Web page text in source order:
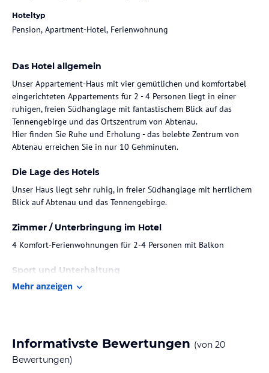
Hoteltyp
Pension, Apartment-Hotel, Ferienwohnung
Das Hotel allgemein
Unser Appartement-Haus mit vier gemütlichen und komfortabel
eingerichteten Appartements für 2 - 4 Personen liegt in einer
ruhigen, freien Südhanglage mit fantastischem Blick auf das
Tennengebirge und das Ortszentrum von Abtenau.
Hier finden Sie Ruhe und Erholung - das belebte Zentrum von
Abtenau erreichen Sie in nur 10 Gehminuten.
Die Lage des Hotels
Unser Haus liegt sehr ruhig, in freier Südhanglage mit herrlichem
Blick auf Abtenau und das Tennengebirge.
Zimmer / Unterbringung im Hotel
4 Komfort-Ferienwohnungen für 2-4 Personen mit Balkon
Sport und Unterhaltung
Schifahren, Langlaufen, wandern, erholen, relaxen uvm
ohne Gewähr und ohne Prüfung durch HolidayCheck. Bitte
lies vor der Buchung die verbindlichen Angebotsdetailsdes
jeweiligen Veranstalters.
Mehr anzeigen
Informativste Bewertungen (von 20
Bewertungen)